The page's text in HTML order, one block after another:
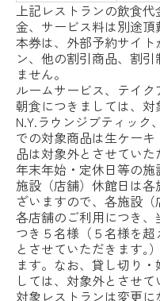
上記レストランの飲食
金、サービス料は別途頂
本券は、外部予約サイ
ン、他の割引商品、割
ません。
ルームサービス、テイク
朝食につきましては、対
N.Y.ラウンジブティック
での対象商品は生ケー
品は対象外とさせていた
年末年始・定休日等の施
施設（店舗）休館日は
ざいますので、各施設（
各店舗のご利用につき
つき５名様（５名様を
とさせていただきます｡
ます。なお、貸し切り
しては、対象外とさせて
対象レストランは変更に